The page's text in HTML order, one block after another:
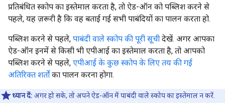
प्रतिबंधित स्कोप का इस्तेमाल करता है, तो ऐड-ऑन को पब्लिश करने से
पहले, यह ज़रूरी है कि वह बताई गई सभी पाबंदियों का पालन करता हो.
पब्लिश करने से पहले, पाबंदी वाले स्कोप की पूरी सूची देखें. अगर आपका
ऐड-ऑन इनमें से किसी भी एपीआई का इस्तेमाल करता है, तो आपको
पब्लिश करने से पहले, एपीआई के कुछ स्कोप के लिए तय की गई
अतिरिक्त शर्तोंका पालन करना होगा.
ध्यान दें: अगर हो सके, तो अपने ऐड-ऑन में पाबंदी वाले स्कोप का इस्तेमाल न करें.